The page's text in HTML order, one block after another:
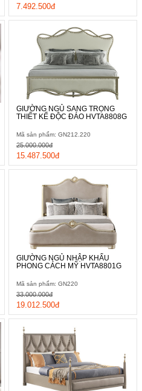
7.492.500đ
GIƯỜNG NGỦ SANG TRỌNG
THIẾT KẾ ĐỘC ĐÁO HVTA8808G
Mã sản phẩm: GN212.220
15.487.500đ
25.000.000đ
GIƯỜNG NGỦ NHẬP KHẨU
PHONG CÁCH MỸ HVTA8801G
Mã sản phẩm: GN220
19.012.500đ
33.000.000đ